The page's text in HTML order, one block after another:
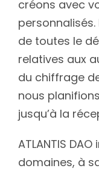
créons avec
de toutes le
relatives aux
du chiffrage
nous
jusqu’à la
ATLANTIS
domaines, à